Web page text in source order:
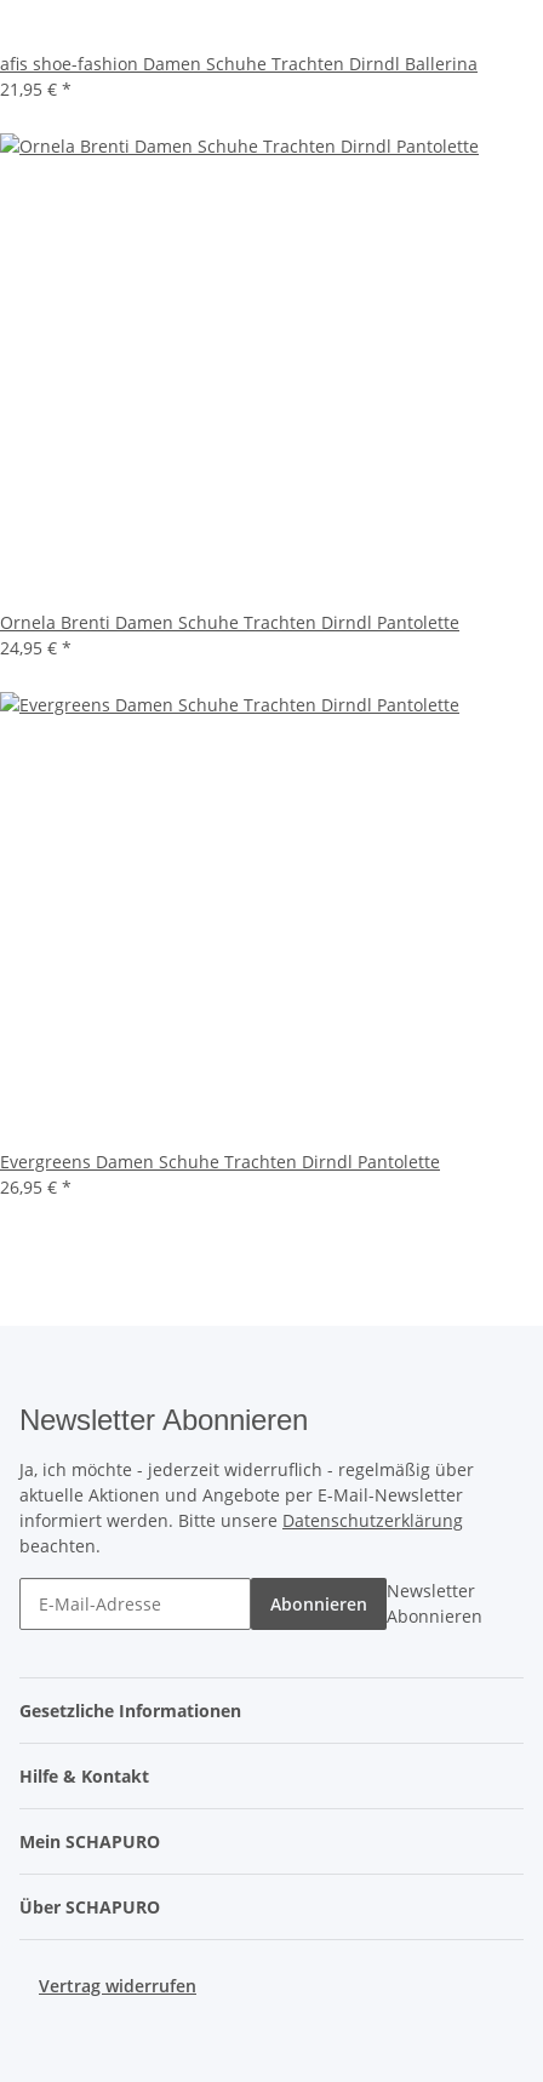
afis shoe-fashion Damen Schuhe Trachten Dirndl Ballerina
21,95 € *
Ornela Brenti Damen Schuhe Trachten Dirndl Pantolette
24,95 € *
Evergreens Damen Schuhe Trachten Dirndl Pantolette
26,95 € *
Newsletter Abonnieren
Ja, ich möchte - jederzeit widerruflich - regelmäßig über
aktuelle Aktionen und Angebote per E-Mail-Newsletter
informiert werden. Bitte unsere Datenschutzerklärung
beachten.
Abonnieren
Newsletter
Abonnieren
Gesetzliche Informationen
Hilfe & Kontakt
Mein SCHAPURO
Über SCHAPURO
Vertrag widerrufen